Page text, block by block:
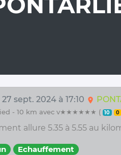
sept. 2024 à 17:10 location_on
- 10 km avec v★★★★★★ ( 10 0
allure 5.35 à 5.55 au
Echauffement